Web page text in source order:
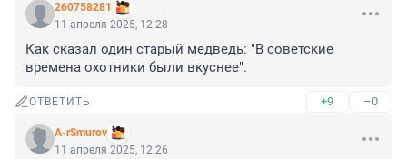
260758281
11 апреля 2025, 12:28
Как сказал один старый медведь: "В советские
времена охотники были вкуснее".
ОТВЕТИТЬ +9 –0
A-rSmurov
11 апреля 2025, 12:26